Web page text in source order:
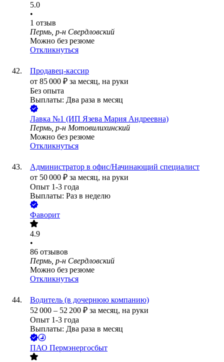
5.0
•
1 отзыв
Пермь, р-н Свердловский
Можно без резюме
Откликнуться
Продавец-кассир
от 85 000 ₽ за месяц, на руки
Без опыта
Выплаты: Два раза в месяц
Лавка №1 (ИП Язева Мария Андреевна)
Пермь, р-н Мотовилихинский
Можно без резюме
Откликнуться
Администратор в офис/Начинающий специалист
от 50 000 ₽ за месяц, на руки
Опыт 1-3 года
Выплаты: Раз в неделю
Фаворит
4.9
•
86 отзывов
Пермь, р-н Свердловский
Можно без резюме
Откликнуться
Водитель (в дочернюю компанию)
52 000 – 52 200 ₽ за месяц, на руки
Опыт 1-3 года
Выплаты: Два раза в месяц
ПАО Пермэнергосбыт